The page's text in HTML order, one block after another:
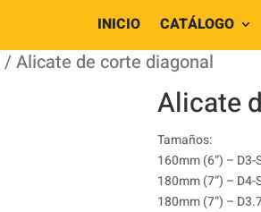
INICIO CATÁLOGO
/ Alicate de corte diagonal
Alicate
Tamaños:
160mm (6”) – D3-
180mm (7”) – D4-
180mm (7”) –